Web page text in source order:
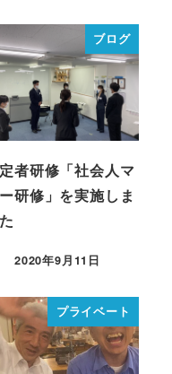
ブログ
者研修「社会人マ
研修」を実施しま
2020年9月11日
プライベート